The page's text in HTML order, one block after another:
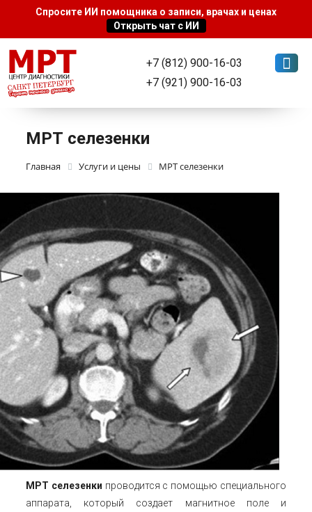
+7 (812) 900-16-03
+7 (921) 900-16-03
МРТ селезенки
Главная Услуги и цены МРТ селезенки
МРТ селезенки проводится с помощью специального
аппарата, который создает магнитное поле и